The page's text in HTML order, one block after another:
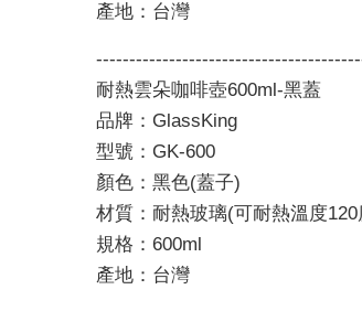
產地：台灣
耐熱雲朵咖啡壺600ml-黑蓋
品牌：GlassKing
型號：GK-600
顏色：黑色(蓋子)
材質：耐熱玻璃(可耐熱溫度
規格：600ml
產地：台灣